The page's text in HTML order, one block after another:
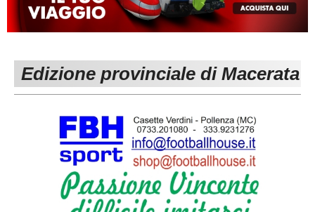
MACERATA
Carica la tua Rosa
ECCELLENZA
1^ CATEGORIA
3^ CATEGORIA
GIOVANILI
REGIONALI
Edizione provinciale di Macerata